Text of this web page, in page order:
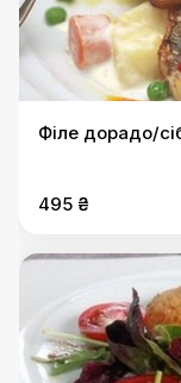
Філе дорадо/
495 ₴